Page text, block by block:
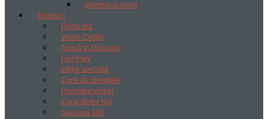
Oameni si locuri
Emisiuni
Prima oră
Vocile Cetății
Acasă în Diaspora
Fair-Play
Ediție specială
Carte de Identitate
Povestea vorbei
Cerul dintre Noi
Suceava 360